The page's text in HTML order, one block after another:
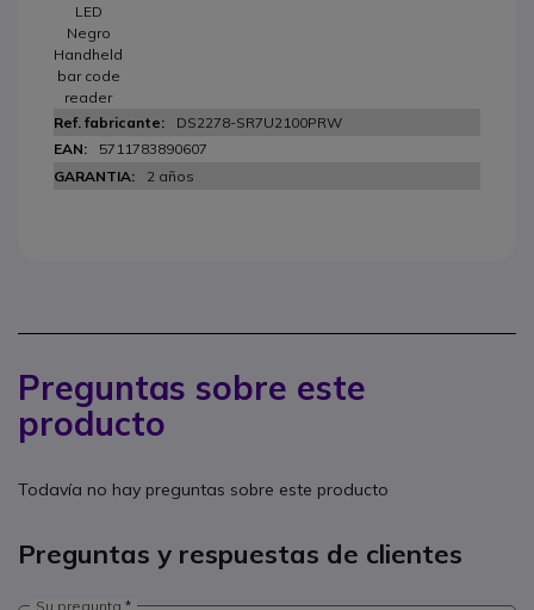
LED
Negro
Handheld
bar code
reader
DS2278-SR7U2100PRW
5711783890607
2 años
Preguntas sobre este
producto
Todavía no hay preguntas sobre este producto
Preguntas y respuestas de clientes
Su pregunta